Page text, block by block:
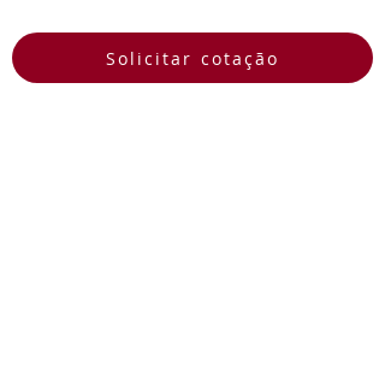
Solicitar cotação